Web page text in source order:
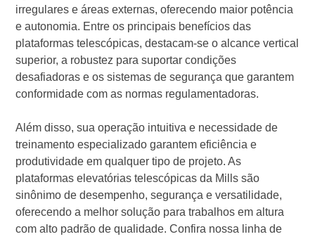
irregulares e áreas externas, oferecendo maior potência
e autonomia. Entre os principais benefícios das
plataformas telescópicas, destacam-se o alcance vertical
superior, a robustez para suportar condições
desafiadoras e os sistemas de segurança que garantem
conformidade com as normas regulamentadoras.
Além disso, sua operação intuitiva e necessidade de
treinamento especializado garantem eficiência e
produtividade em qualquer tipo de projeto. As
plataformas elevatórias telescópicas da Mills são
sinônimo de desempenho, segurança e versatilidade,
oferecendo a melhor solução para trabalhos em altura
com alto padrão de qualidade. Confira nossa linha de